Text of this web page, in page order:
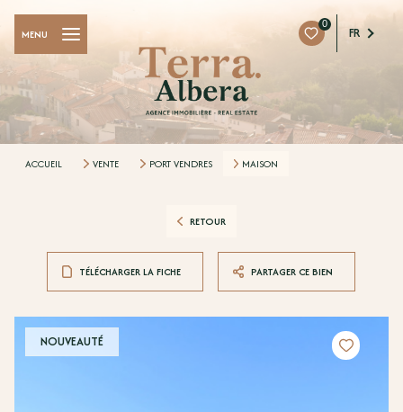
0
FR
MENU
ACCUEIL VENTE PORT VENDRES MAISON
RETOUR
TÉLÉCHARGER LA FICHE PARTAGER CE BIEN
NOUVEAUTÉ